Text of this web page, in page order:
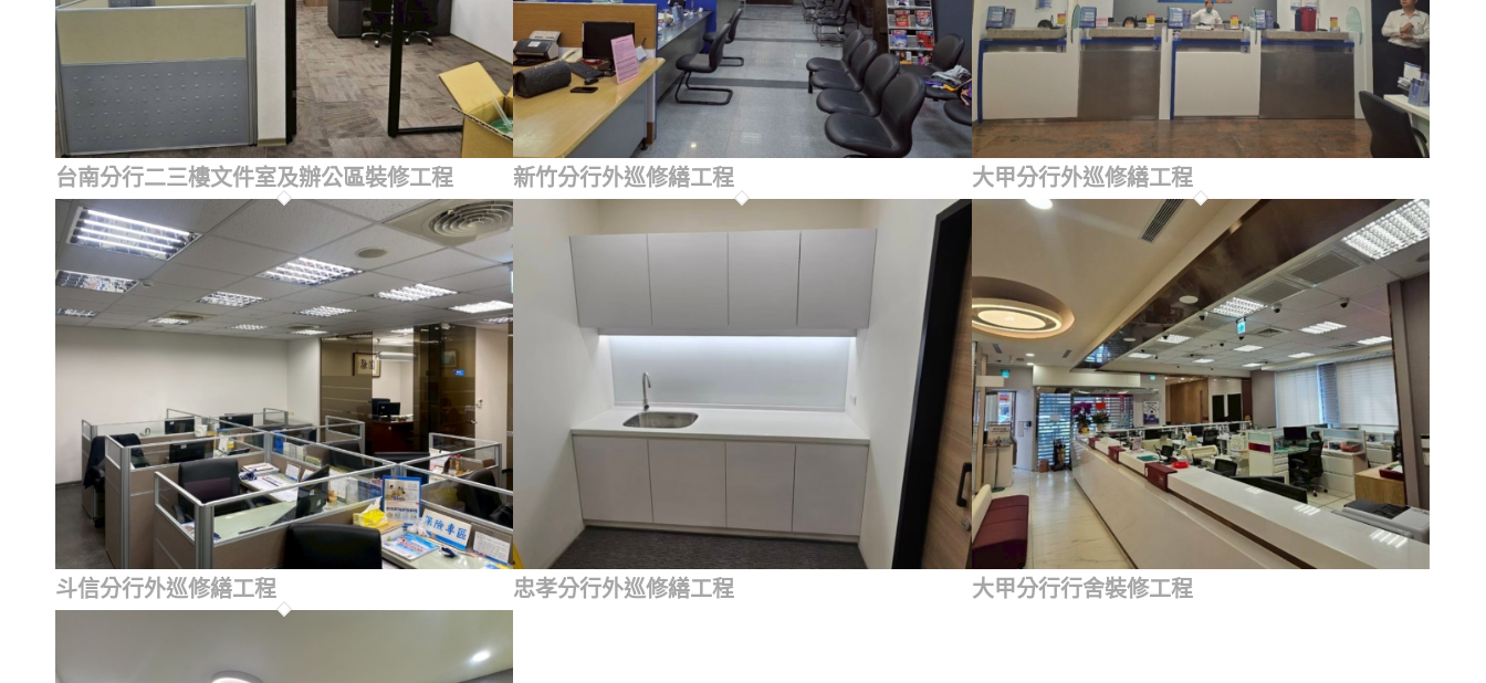
台南分行二三樓文件室及辦公區裝修工程 新竹分行外巡修繕工程 大甲分行外巡修繕工程
斗信分行外巡修繕工程 忠孝分行外巡修繕工程 大甲分行行舍裝修工程